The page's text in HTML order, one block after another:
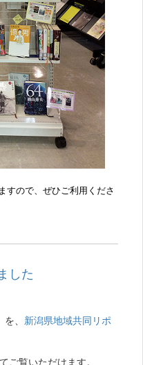
ので、 ぜひご利用くださ
した
、 新潟県地域共同リポ
ご覧いただけます。